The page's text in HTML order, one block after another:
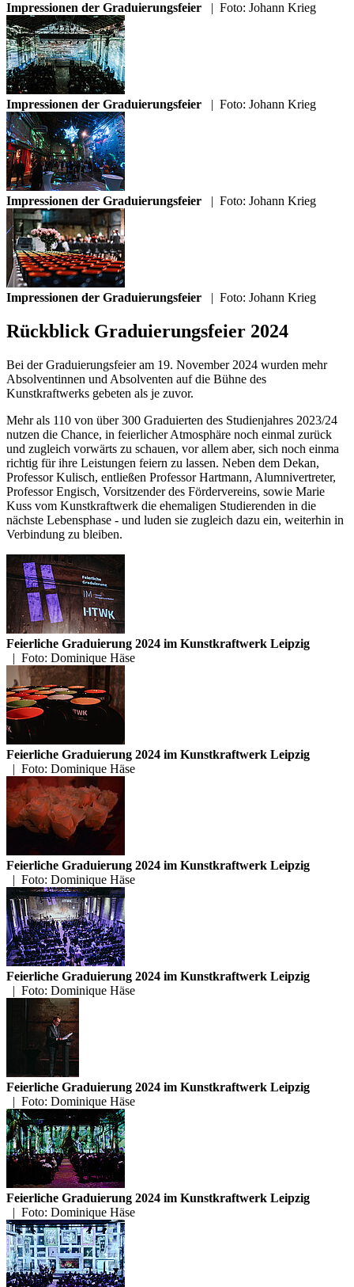
Impressionen der Graduierungsfeier | Foto: Johann Krieg
Impressionen der Graduierungsfeier | Foto: Johann Krieg
Impressionen der Graduierungsfeier | Foto: Johann Krieg
Impressionen der Graduierungsfeier | Foto: Johann Krieg
Rückblick Graduierungsfeier 2024
Bei der Graduierungsfeier am 19. November 2024 wurden mehr
Absolventinnen und Absolventen auf die Bühne des
Kunstkraftwerks gebeten als je zuvor.
Mehr als 110 von über 300 Graduierten des Studienjahres 2023/24
nutzen die Chance, in feierlicher Atmosphäre noch einmal zurück
und zugleich vorwärts zu schauen, vor allem aber, sich noch einma
richtig für ihre Leistungen feiern zu lassen. Neben dem Dekan,
Professor Kulisch, entließen Professor Hartmann, Alumnivertreter,
Professor Engisch, Vorsitzender des Fördervereins, sowie Marie
Kuss vom Kunstkraftwerk die ehemaligen Studierenden in die
nächste Lebensphase - und luden sie zugleich dazu ein, weiterhin in
Verbindung zu bleiben.
Feierliche Graduierung 2024 im Kunstkraftwerk Leipzig
| Foto: Dominique Häse
Feierliche Graduierung 2024 im Kunstkraftwerk Leipzig
| Foto: Dominique Häse
Feierliche Graduierung 2024 im Kunstkraftwerk Leipzig
| Foto: Dominique Häse
Feierliche Graduierung 2024 im Kunstkraftwerk Leipzig
| Foto: Dominique Häse
Feierliche Graduierung 2024 im Kunstkraftwerk Leipzig
| Foto: Dominique Häse
Feierliche Graduierung 2024 im Kunstkraftwerk Leipzig
| Foto: Dominique Häse